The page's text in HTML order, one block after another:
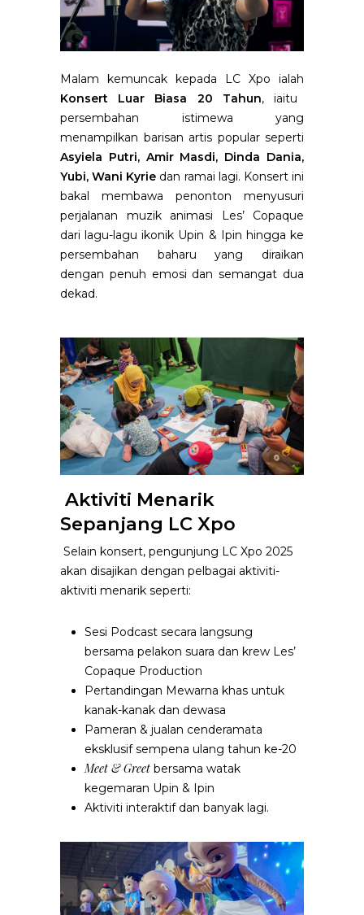
Malam kemuncak kepada LC Xpo ialah
Konsert Luar Biasa 20 Tahun, iaitu
persembahan istimewa yang
menampilkan barisan artis popular seperti
Asyiela Putri, Amir Masdi, Dinda Dania,
Yubi, Wani Kyrie dan ramai lagi. Konsert ini
bakal membawa penonton menyusuri
perjalanan muzik animasi Les’ Copaque
dari lagu-lagu ikonik Upin & Ipin hingga ke
persembahan baharu yang diraikan
dengan penuh emosi dan semangat dua
dekad.
Aktiviti Menarik
Sepanjang LC Xpo
Selain konsert, pengunjung LC Xpo 2025
akan disajikan dengan pelbagai aktiviti-
aktiviti menarik seperti:
Sesi Podcast secara langsung
bersama pelakon suara dan krew Les’
Copaque Production
Pertandingan Mewarna khas untuk
kanak-kanak dan dewasa
Pameran & jualan cenderamata
eksklusif sempena ulang tahun ke-20
Meet & Greet bersama watak
kegemaran Upin & Ipin
Aktiviti interaktif dan banyak lagi.